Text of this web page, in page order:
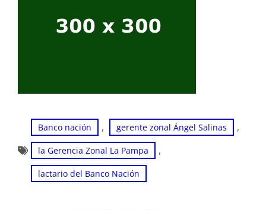
Banco nación , gerente zonal Ángel Salinas ,
la Gerencia Zonal La Pampa ,
lactario del Banco Nación